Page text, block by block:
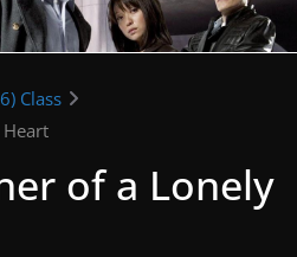
Class
of a Lonely